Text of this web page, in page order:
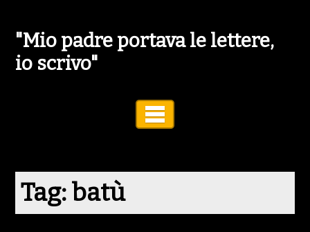
"Mio padre portava le lettere,
io scrivo"
Tag:batù